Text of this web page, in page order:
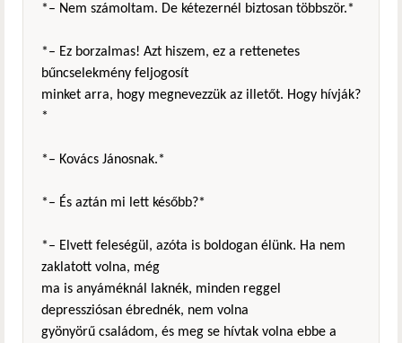
*– Nem számoltam. De kétezernél biztosan többször.*
*– Ez borzalmas! Azt hiszem, ez a rettenetes
bűncselekmény feljogosít
minket arra, hogy megnevezzük az illetőt. Hogy hívják?
*
*– Kovács Jánosnak.*
*– És aztán mi lett később?*
*– Elvett feleségül, azóta is boldogan élünk. Ha nem
zaklatott volna, még
ma is anyáméknál laknék, minden reggel
depressziósan ébrednék, nem volna
gyönyörű családom, és meg se hívtak volna ebbe a